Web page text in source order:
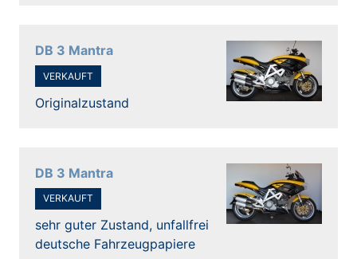
DB 3 Mantra
VERKAUFT
Originalzustand
DB 3 Mantra
VERKAUFT
sehr guter Zustand, unfallfrei
deutsche Fahrzeugpapiere